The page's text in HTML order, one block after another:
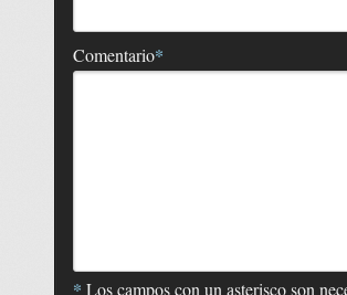
Comentario*
* Los campos con un asterisco son